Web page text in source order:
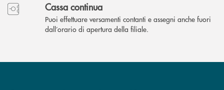
Cassa continua
Puoi effettuare versamenti contanti e assegni anche fuori
dall’orario di apertura della filiale.